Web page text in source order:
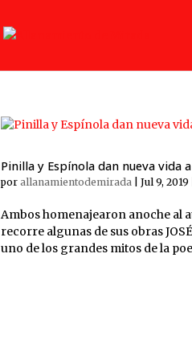
Pinilla y Espínola dan nueva vida
porallanamientodemirada |Jul 9, 2019
Ambos homenajearon anoche al
recorre algunas de sus obras
uno de los grandes mitos de la